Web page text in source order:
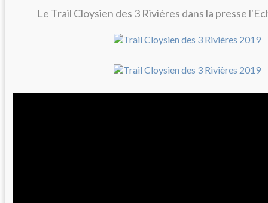
Le Trail Cloysien des 3 Rivières dans la presse